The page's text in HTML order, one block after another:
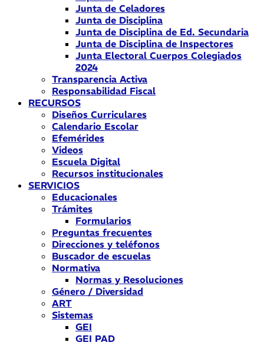
Junta de Celadores
Junta de Disciplina
Junta de Disciplina de Ed. Secundaria
Junta de Disciplina de Inspectores
Junta Electoral Cuerpos Colegiados
2024
Transparencia Activa
Responsabilidad Fiscal
RECURSOS
Diseños Curriculares
Calendario Escolar
Efemérides
Videos
Escuela Digital
Recursos institucionales
SERVICIOS
Educacionales
Trámites
Formularios
Preguntas frecuentes
Direcciones y teléfonos
Buscador de escuelas
Normativa
Normas y Resoluciones
Género / Diversidad
ART
Sistemas
GEI
GEI PAD